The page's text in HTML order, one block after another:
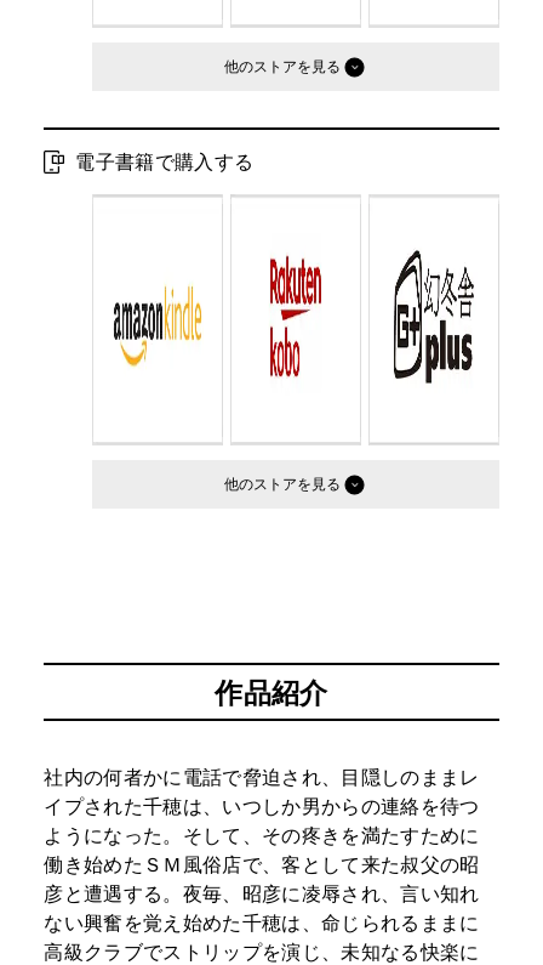
他のストア
電子書籍で購入する
他のストア
作品紹介
社内の何者かに電話で脅迫され、目隠しのままレ
イプされた千穂は、いつしか男からの連絡を待つ
ようになった。そして、その疼きを満たすために
働き始めたＳＭ風俗店で、客として来た叔父の昭
彦と遭遇する。夜毎、昭彦に凌辱され、言い知れ
ない興奮を覚え始めた千穂は、命じられるままに
高級クラブでストリップを演じ、未知なる快楽に